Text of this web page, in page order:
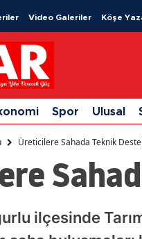
Video Galeriler Köşe
Spor Ulusal
Üreticilere Sahada Teknik
ilçesinde